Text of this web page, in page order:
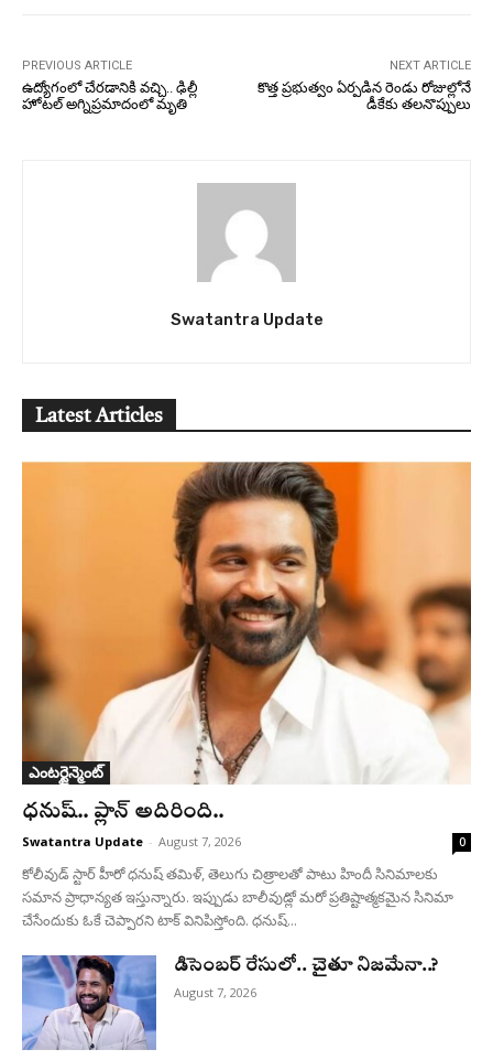
PREVIOUS ARTICLE
ఉద్యోగంలో చేరడానికి వచ్చి.. ఢిల్లీ
హోటల్ అగ్నిప్రమాదంలో మృతి
NEXT ARTICLE
కొత్త ప్రభుత్వం ఏర్పడిన రెండు రోజుల్లోనే
డీకేకు తలనొప్పులు
Swatantra Update
Latest Articles
ఎంటర్టైన్మెంట్
ధనుష్‌.. ప్లాన్ అదిరింది..
Swatantra Update - August 7, 2026 0
కోలీవుడ్ స్టార్ హీరో ధనుష్ తమిళ్, తెలుగు చిత్రాలతో పాటు హిందీ సినిమాలకు
సమాన ప్రాధాన్యత ఇస్తున్నారు. ఇప్పుడు బాలీవుడ్లో మరో ప్రతిష్టాత్మకమైన సినిమా
చేసేందుకు ఓకే చెప్పారని టాక్ వినిపిస్తోంది. ధనుష్...
డిసెంబర్ రేసులో.. చైతూ నిజమేనా..?
August 7, 2026